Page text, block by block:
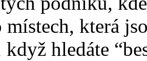
která
hledáte